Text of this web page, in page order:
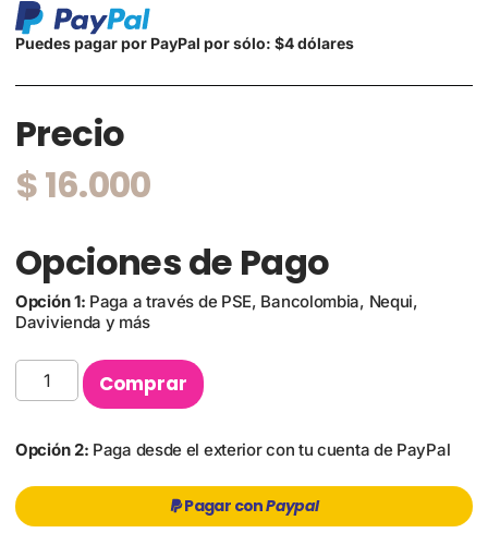
Puedes pagar por PayPal por sólo: $4 dólares
Precio
$16.000
Opciones de Pago
Opción 1: Paga a través de PSE, Bancolombia, Nequi,
Davivienda y más
Comprar
Opción 2: Paga desde el exterior con tu cuenta de PayPal
Pagar conPaypal